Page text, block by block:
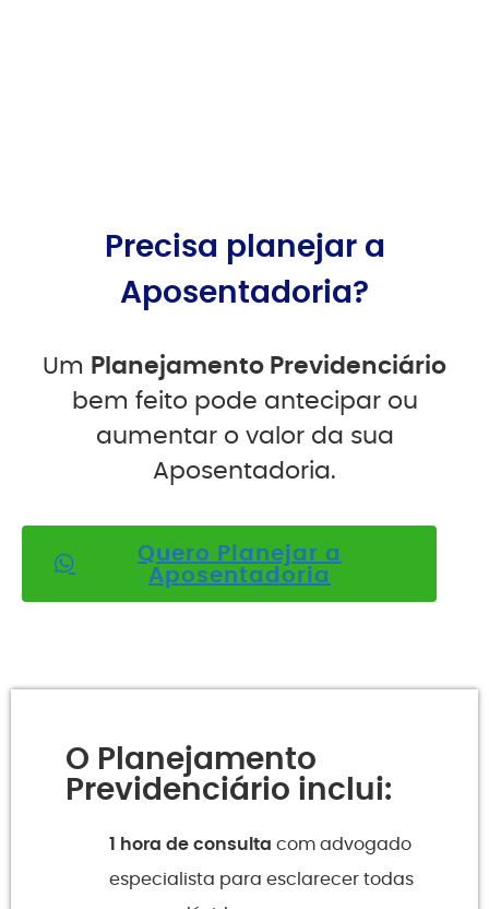
Precisa planejar a
Aposentadoria?
Um Planejamento Previdenciário
bem feito pode antecipar ou
aumentar o valor da sua
Aposentadoria.
Quero Planejar a
Aposentadoria
O Planejamento
Previdenciário inclui:
1 hora de consulta com advogado
especialista para esclarecer todas